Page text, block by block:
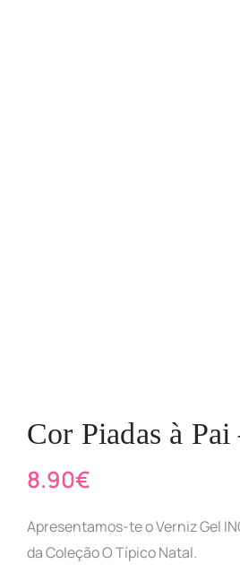
Cor Piadas à
8.90€
Apresentamos-te o Verniz Gel
da Coleção O Típico Natal.